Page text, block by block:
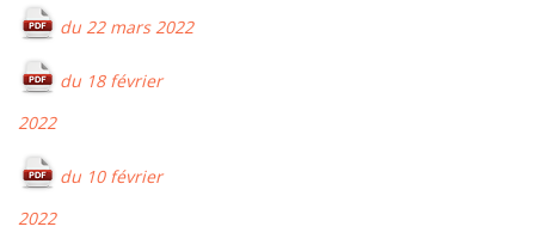
du 22 mars 2022
du 18 février
2022
du 10 février
2022